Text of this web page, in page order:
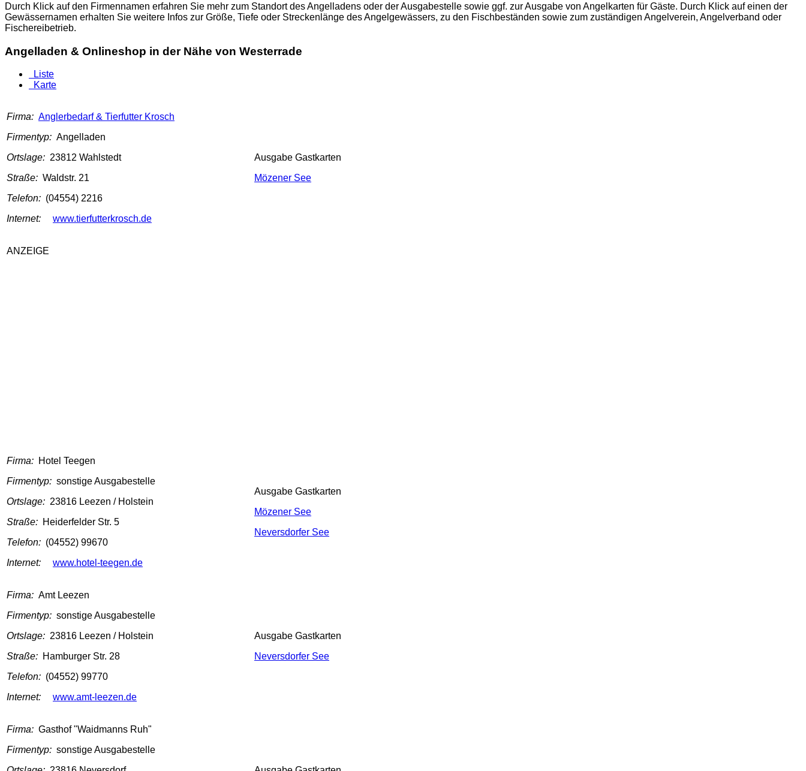
Durch Klick auf den Firmennamen erfahren Sie mehr zum Standort des Angelladens oder der Ausgabestelle sowie ggf. zur Ausgabe von Angelkarten für Gäste. Durch Klick auf einen der
Gewässernamen erhalten Sie weitere Infos zur Größe, Tiefe oder Streckenlänge des Angelgewässers, zu den Fischbeständen sowie zum zuständigen Angelverein, Angelverband oder
Fischereibetrieb.
Angelladen & Onlineshop in der Nähe von Westerrade
Liste
Karte
Firma: Anglerbedarf & Tierfutter Krosch
Firmentyp: Angelladen
Ortslage: 23812 Wahlstedt
Straße: Waldstr. 21
Telefon: (04554) 2216
Internet:
www.tierfutterkrosch.de
Ausgabe Gastkarten
Mözener See
ANZEIGE
Firma: Hotel Teegen
Firmentyp: sonstige Ausgabestelle
Ortslage: 23816 Leezen / Holstein
Straße: Heiderfelder Str. 5
Telefon: (04552) 99670
Internet:
www.hotel-teegen.de
Ausgabe Gastkarten
Mözener See
Neversdorfer See
Firma: Amt Leezen
Firmentyp: sonstige Ausgabestelle
Ortslage: 23816 Leezen / Holstein
Straße: Hamburger Str. 28
Telefon: (04552) 99770
Internet:
www.amt-leezen.de
Ausgabe Gastkarten
Neversdorfer See
Firma: Gasthof "Waidmanns Ruh"
Firmentyp: sonstige Ausgabestelle